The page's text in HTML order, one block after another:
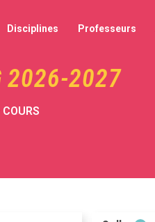
Disciplines Professeurs
2026-2027